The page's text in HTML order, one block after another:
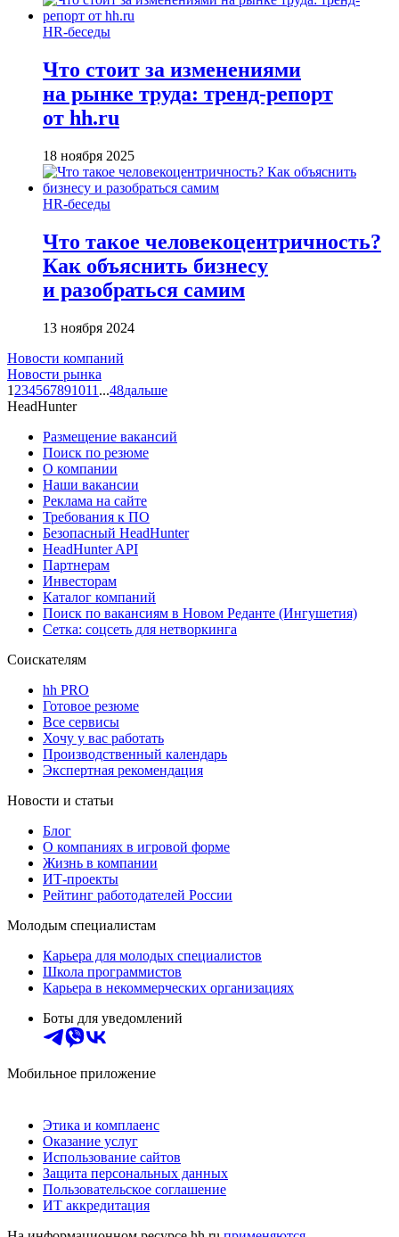
HR-беседы
Что стоит за изменениями
на рынке труда: тренд-репорт
от hh.ru
18 ноября 2025
HR-беседы
Что такое человеко­центричность?
Как объяснить бизнесу
и разобраться самим
13 ноября 2024
Новости компаний
Новости рынка
1 234567891011 ...48дальше
HeadHunter
Размещение вакансий
Поиск по резюме
О компании
Наши вакансии
Реклама на сайте
Требования к ПО
Безопасный HeadHunter
HeadHunter API
Партнерам
Инвесторам
Каталог компаний
Поиск по вакансиям в Новом Реданте (Ингушетия)
Сетка: соцсеть для нетворкинга
Соискателям
hh PRO
Готовое резюме
Все сервисы
Хочу у вас работать
Производственный календарь
Экспертная рекомендация
Новости и статьи
Блог
О компаниях в игровой форме
Жизнь в компании
ИТ-проекты
Рейтинг работодателей России
Молодым специалистам
Карьера для молодых специалистов
Школа программистов
Карьера в некоммерческих организациях
Боты для уведомлений
Мобильное приложение
Этика и комплаенс
Оказание услуг
Использование сайтов
Защита персональных данных
Пользовательское соглашение
ИТ аккредитация